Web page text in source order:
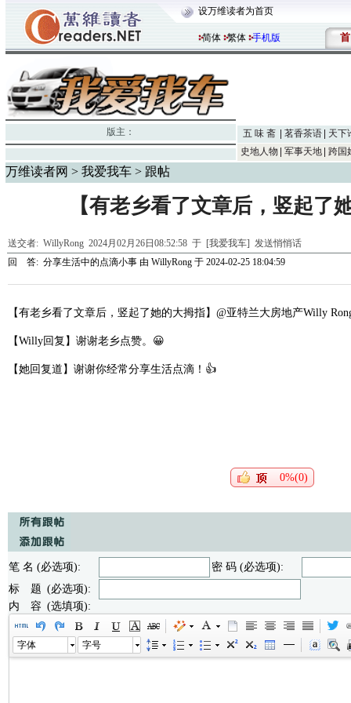
设万维读者为首页
简体 繁体 手机版 首
版主： 五 味 斋 茗香茶语
天下
史地人物
军事天地 跨国
万维读者网 > 我爱我车 > 跟帖
【有老乡看了文章后，竖起了
送交者: WillyRong 2024月02月26日08:52:58 于 [我爱我车] 发送悄悄话
回 答: 分享生活中的点滴小事 由 WillyRong 于 2024-02-25 18:04:59
【有老乡看了文章后，竖起了她的大拇指】 @亚特兰大房地产Willy
【Willy回复】谢谢老乡点赞。😀
【她回复道】谢谢你经常分享生活点滴！👍
0%(0)
笔 名 (必选项):
密 码 (必选项):
标 题 (必选项):
内 容 (选填项):
字体 字号